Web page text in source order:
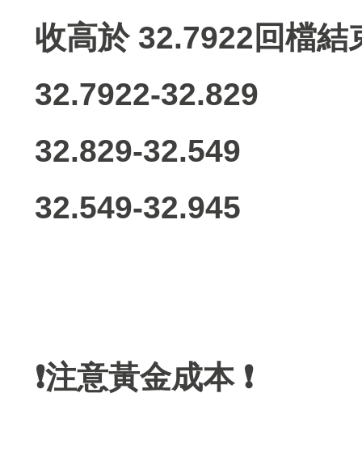
收高於 32.7922回檔結
32.7922-32.829
32.829-32.549
32.549-32.945
❗️注意黃金成本 ❗️